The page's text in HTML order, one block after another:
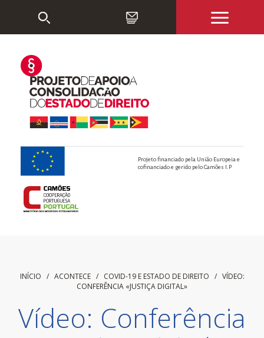
Projeto financiado pela União Europeia e
cofinanciado e gerido pelo Camões I.P
INÍCIO / ACONTECE / COVID-19 E ESTADO DE DIREITO / VÍDEO:
CONFERÊNCIA «JUSTIÇA DIGITAL»
Vídeo: Conferência